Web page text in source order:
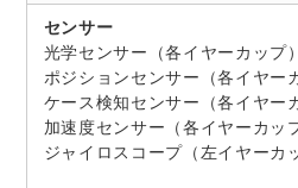
センサー
光学センサー（各イヤーカップ）
ポジションセンサー（各イヤー
ケース検知センサー（各イヤー
加速度センサー（各イヤーカッ
ジャイロスコープ（左イヤーカ